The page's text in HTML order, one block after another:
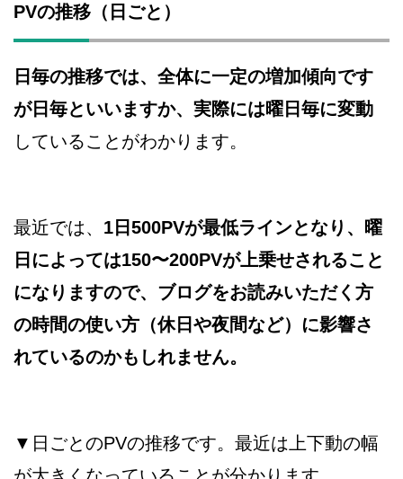
PVの推移（日ごと）
日毎の推移では、全体に一定の増加傾向です
が日毎といいますか、実際には曜日毎に変動
していることがわかります。
最近では、 1日500PVが最低ラインとなり、曜
日によっては150〜200PVが上乗せされること
になりますので、ブログをお読みいただく方
の時間の使い方（休日や夜間など）に影響さ
れているのかもしれません。
▼日ごとのPVの推移です。最近は上下動の幅